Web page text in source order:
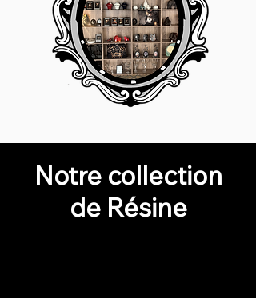
Notre collection
de Résine